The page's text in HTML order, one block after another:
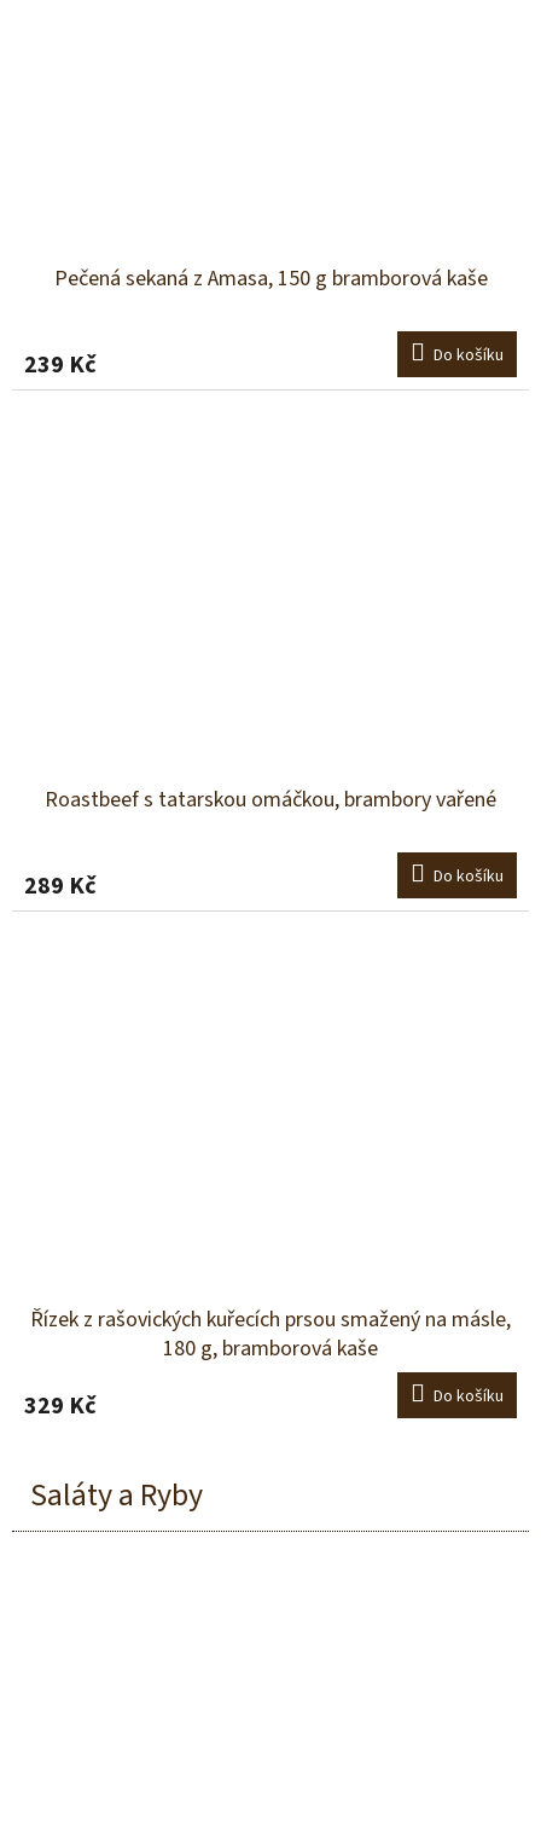
Pečená sekaná z Amasa, 150 g bramborová kaše
239 Kč Do košíku
Roastbeef s tatarskou omáčkou, brambory vařené
289 Kč Do košíku
Řízek z rašovických kuřecích prsou smažený na másle,
180 g, bramborová kaše
329 Kč Do košíku
Saláty a Ryby